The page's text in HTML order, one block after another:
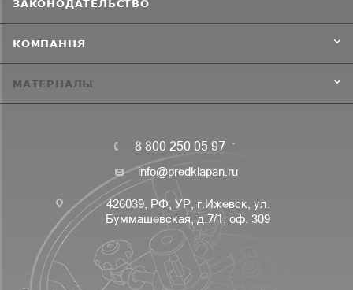
ЗАКОНОДАТЕЛЬСТВО
КОМПАНИЯ
МАТЕРИАЛЫ
8 800 250 05 97
info@predklapan.ru
426039, РФ, УР, г.Ижевск, ул.
Буммашевская, д.7/1, оф. 309